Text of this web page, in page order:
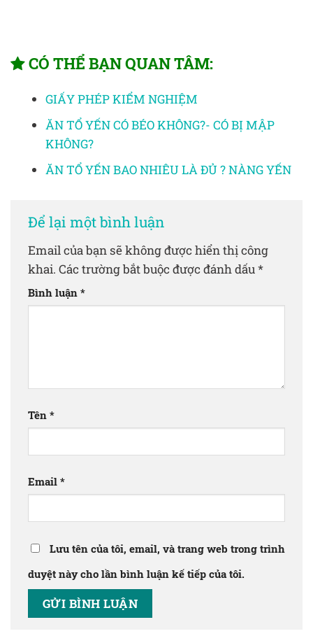
CÓ THỂ BẠN QUAN TÂM:
GIẤY PHÉP KIỂM NGHIỆM
ĂN TỔ YẾN CÓ BÉO KHÔNG?- CÓ BỊ MẬP
KHÔNG?
ĂN TỔ YẾN BAO NHIÊU LÀ ĐỦ ? NÀNG YẾN
Để lại một bình luận
Email của bạn sẽ không được hiển thị công
khai. Các trường bắt buộc được đánh dấu *
Bình luận *
Tên *
Email *
Lưu tên của tôi, email, và trang web trong trình
duyệt này cho lần bình luận kế tiếp của tôi.